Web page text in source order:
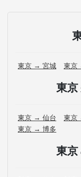
東京 → 宮城 東京
東京
東京 → 仙台 東京
東京 → 博多
東京